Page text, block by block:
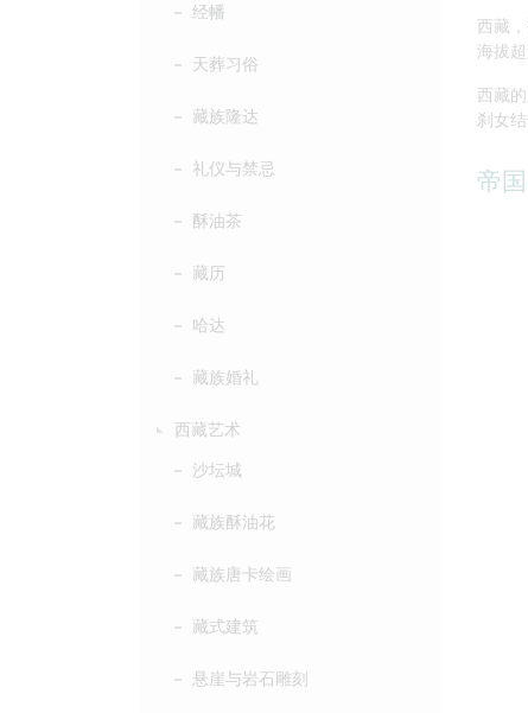
经幡
天葬习俗
藏族隆达
礼仪与禁忌
酥油茶
藏历
哈达
藏族婚礼
西藏艺术
沙坛城
藏族酥油花
藏族唐卡绘画
藏式建筑
悬崖与岩石雕刻
西藏
海拔
西藏
刹女结
帝